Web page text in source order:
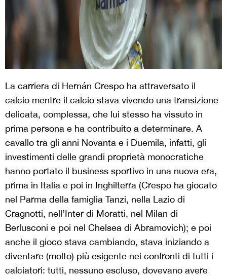
La carriera di Hernán Crespo ha attraversato il
calcio mentre il calcio stava vivendo una transizione
delicata, complessa, che lui stesso ha vissuto in
prima persona e ha contribuito a determinare. A
cavallo tra gli anni Novanta e i Duemila, infatti, gli
investimenti delle grandi proprietà monocratiche
hanno portato il business sportivo in una nuova era,
prima in Italia e poi in Inghilterra (Crespo ha giocato
nel Parma della famiglia Tanzi, nella Lazio di
Cragnotti, nell’Inter di Moratti, nel Milan di
Berlusconi e poi nel Chelsea di Abramovich); e poi
anche il gioco stava cambiando, stava iniziando a
diventare (molto) più esigente nei confronti di tutti i
calciatori: tutti, nessuno escluso, dovevano avere